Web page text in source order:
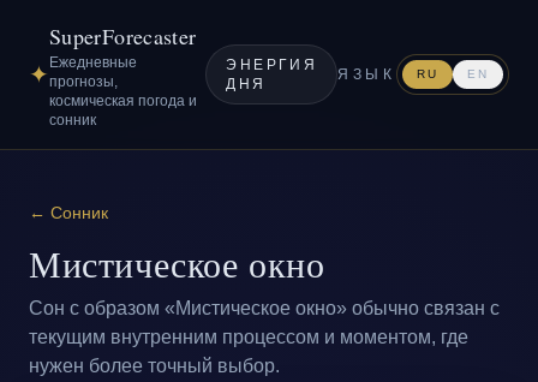
✦
SuperForecaster
Ежедневные
прогнозы,
космическая погода и
сонник
ЭНЕРГИЯ
ДНЯ
ЯЗЫК RU EN
← Сонник
Мистическое окно
Сон с образом «Мистическое окно» обычно связан с
текущим внутренним процессом и моментом, где
нужен более точный выбор.